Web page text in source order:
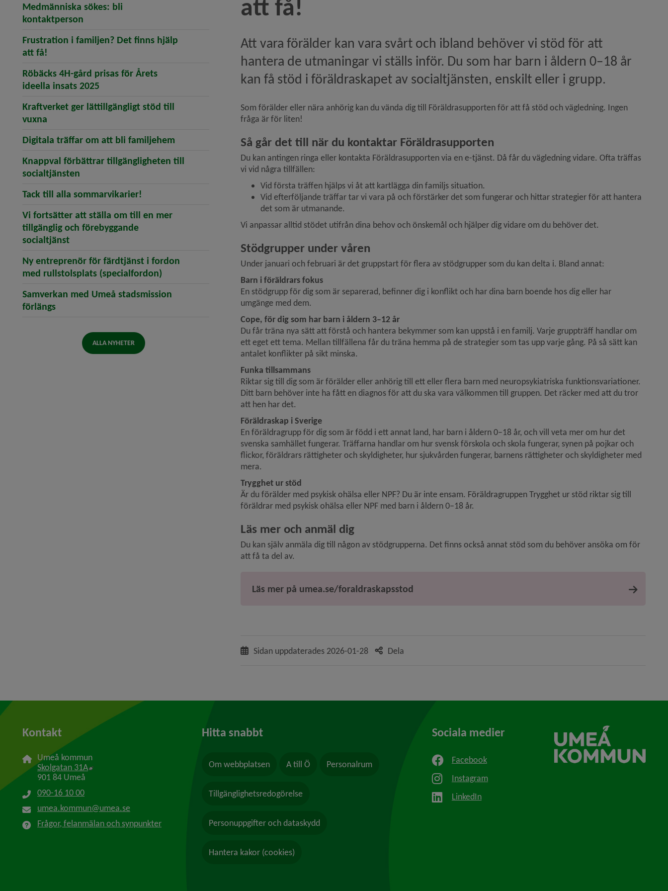
Medmänniska sökes: bli
kontaktperson (öppnar artikeln Medmänniska sökes: bli kontaktperson)
Frustration i familjen? Det finns hjälp
att få! (öppnar artikeln Frustration i familjen? Det finns hjälp att få!)
Röbäcks 4H-gård prisas för Årets
ideella insats 2025 (öppnar artikeln Röbäcks 4H-gård prisas för Årets ideella insats 2025)
Kraftverket ger lättillgängligt stöd till
vuxna (öppnar artikeln Kraftverket ger lättillgängligt stöd till vuxna)
Digitala träffar om att bli familjehem(öppnar artikeln Digitala träffar om att bli familjehem)
Knappval förbättrar tillgängligheten till
socialtjänsten (öppnar artikeln Knappval förbättrar tillgängligheten till socialtjänsten)
Tack till alla sommarvikarier! (öppnar artikeln Tack till alla sommarvikarier!)
Vi fortsätter att ställa om till en mer
tillgänglig och förebyggande
socialtjänst(öppnar artikeln Vi fortsätter att ställa om till en mer tillgänglig och förebyggande socialtjänst)
Ny entreprenör för färdtjänst i fordon
med rullstolsplats (specialfordon)
Samverkan med Umeå stadsmission
förlängs(öppnar artikeln Samverkan med Umeå stadsmission förlängs)
ALLA NYHETER
att få!
Att vara förälder kan vara svårt och ibland behöver vi stöd för att
hantera de utmaningar vi ställs inför. Du som har barn i åldern 0–18 år
kan få stöd i föräldraskapet av socialtjänsten, enskilt eller i grupp.
Som förälder eller nära anhörig kan du vända dig till Föräldrasupporten för att få stöd och vägledning. Ingen
fråga är för liten!
Så går det till när du kontaktar Föräldrasupporten
Du kan antingen ringa eller kontakta Föräldrasupporten via en e-tjänst. Då får du vägledning vidare. Ofta träffas
vi vid några tillfällen:
Vid första träffen hjälps vi åt att kartlägga din familjs situation.
Vid efterföljande träffar tar vi vara på och förstärker det som fungerar och hittar strategier för att hantera
det som är utmanande.
Vi anpassar alltid stödet utifrån dina behov och önskemål och hjälper dig vidare om du behöver det.
Stödgrupper under våren
Under januari och februari är det gruppstart för flera av stödgrupper som du kan delta i. Bland annat:
Barn i föräldrars fokus
En stödgrupp för dig som är separerad, befinner dig i konflikt och har dina barn boende hos dig eller har
umgänge med dem.
Cope, för dig som har barn i åldern 3–12 år
Du får träna nya sätt att förstå och hantera bekymmer som kan uppstå i en familj. Varje gruppträff handlar om
ett eget ett tema. Mellan tillfällena får du träna hemma på de strategier som tas upp varje gång. På så sätt kan
antalet konflikter på sikt minska.
Funka tillsammans
Riktar sig till dig som är förälder eller anhörig till ett eller flera barn med neuropsykiatriska funktionsvariationer.
Ditt barn behöver inte ha fått en diagnos för att du ska vara välkommen till gruppen. Det räcker med att du tror
att hen har det.
Föräldraskap i Sverige
En föräldragrupp för dig som är född i ett annat land, har barn i åldern 0–18 år, och vill veta mer om hur det
svenska samhället fungerar. Träffarna handlar om hur svensk förskola och skola fungerar, synen på pojkar och
flickor, föräldrars rättigheter och skyldigheter, hur sjukvården fungerar, barnens rättigheter och skyldigheter med
mera.
Trygghet ur stöd
Är du förälder med psykisk ohälsa eller NPF? Du är inte ensam. Föräldragruppen Trygghet ur stöd riktar sig till
föräldrar med psykisk ohälsa eller NPF med barn i åldern 0–18 år.
Läs mer och anmäl dig
Du kan själv anmäla dig till någon av stödgrupperna. Det finns också annat stöd som du behöver ansöka om för
att få ta del av.
Läs mer på umea.se/foraldraskapsstod
Sidan uppdaterades 2026-01-28 Dela
Kontakt
Umeå kommun
Skolgatan 31A Länk till annan webbplats, öppnas i nytt fönster.
901 84 Umeå
090-16 10 00
umea.kommun@umea.se
Frågor, felanmälan och synpunkter
Hitta snabbt
Om webbplatsen A till Ö Personalrum
Tillgänglighetsredogörelse
Personuppgifter och dataskydd
Hantera kakor (cookies)
Sociala medier
Facebook
Instagram
LinkedIn